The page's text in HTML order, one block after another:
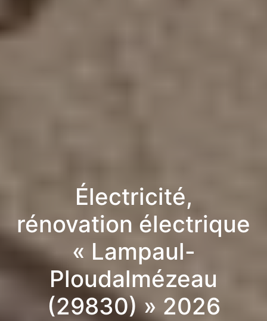
Électricité,
rénovation électrique
« Lampaul-
Ploudalmézeau
(29830) » 2026